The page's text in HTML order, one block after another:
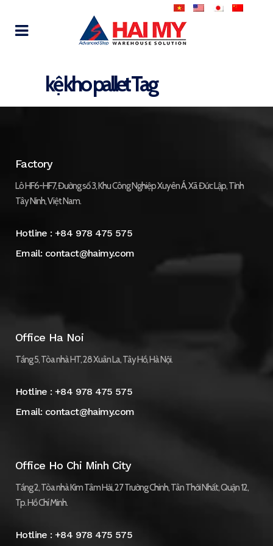
kệ kho pallet Tag
Factory
Lô HF6-HF7, Đường số 3, Khu Công Nghiệp Xuyên Á, Xã Đức Lập, Tỉnh
Tây Ninh, Việt Nam.
Hotline :+84 978 475 575
Email: contact@haimy.com
Office Ha Noi
Tầng 5, Tòa nhà HT, 28 Xuân La, Tây Hồ, Hà Nội.
Hotline :+84 978 475 575
Email: contact@haimy.com
Office Ho Chi Minh City
Tầng 2, Tòa nhà Kim Tâm Hải, 27 Trường Chinh, Tân Thới Nhất, Quận 12,
Tp. Hồ Chí Minh.
Hotline :+84 978 475 575